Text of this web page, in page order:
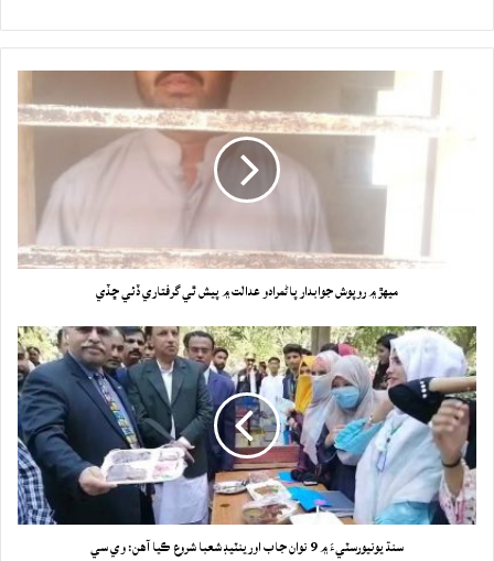
ميھڙ ۾ روپوش جوابدار پاڻمرادو عدالت ۾ پيش ٿي گرفتاري ڏئي ڇڏي
سنڌ يونيورسٽيءَ ۾ 9 نوان جاب اورينٽيڊ شعبا شروع ڪيا آهن: وي سي